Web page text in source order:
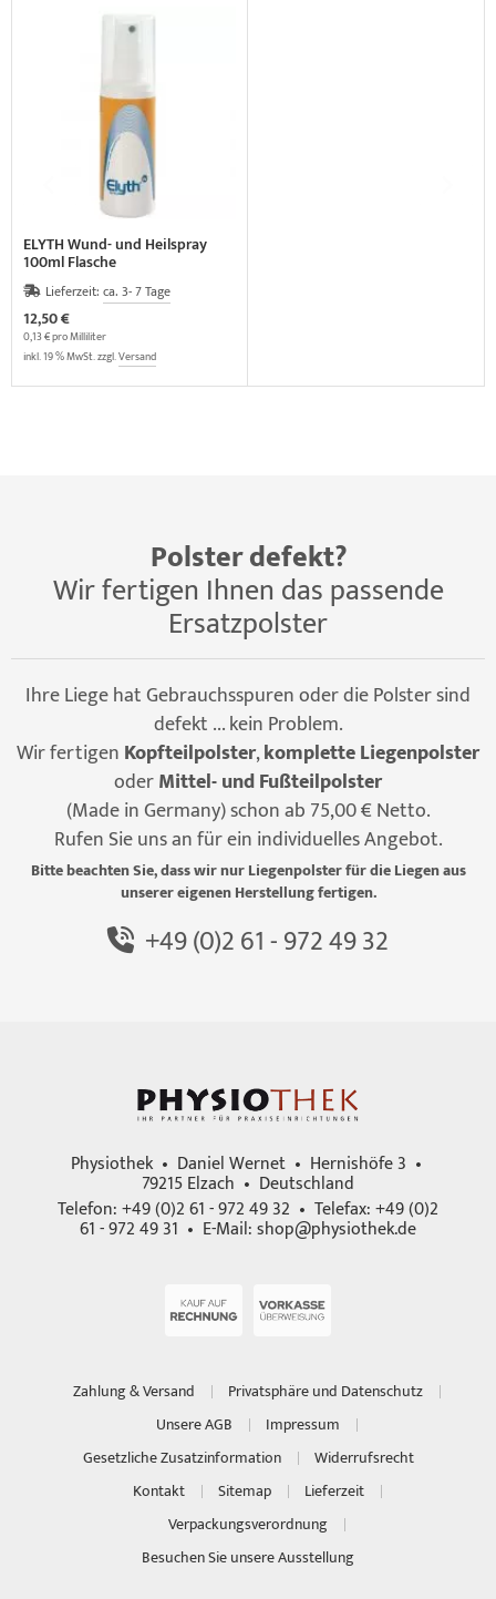
ELYTH Wund- und Heilspray
100ml Flasche
Lieferzeit: ca. 3- 7 Tage
12,50 €
0,13 € pro Milliliter
inkl. 19 % MwSt. zzgl.Versand
Polster defekt?
Wir fertigen Ihnen das passende
Ersatzpolster
Ihre Liege hat Gebrauchsspuren oder die Polster sind
defekt ... kein Problem.
Wir fertigen Kopfteilpolster,komplette Liegenpolster
oderMittel- und Fußteilpolster
(Made in Germany) schon ab 75,00 € Netto.
Rufen Sie uns an für ein individuelles Angebot.
Bitte beachten Sie, dass wir nur Liegenpolster für die Liegen aus
unserer eigenen Herstellung fertigen.
+49 (0)2 61 - 972 49 32
Physiothek • Daniel Wernet • Hernishöfe 3 •
79215 Elzach • Deutschland
Telefon: +49 (0)2 61 - 972 49 32 • Telefax: +49 (0)2
61 - 972 49 31 • E-Mail:shop@physiothek.de
Zahlung & Versand
Privatsphäre und Datenschutz
Unsere AGB
Impressum
Gesetzliche Zusatzinformation
Widerrufsrecht
Kontakt
Sitemap
Lieferzeit
Verpackungsverordnung
Besuchen Sie unsere Ausstellung